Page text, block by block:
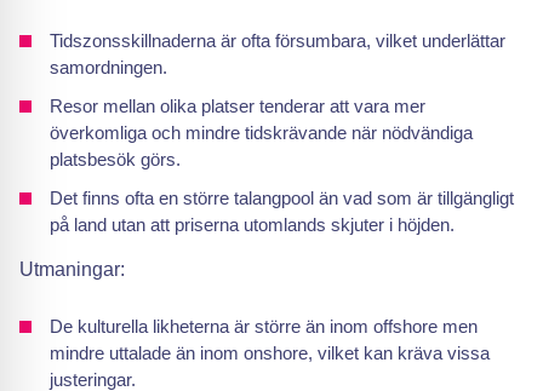
Tidszonsskillnaderna är ofta försumbara, vilket underlättar
samordningen.
Resor mellan olika platser tenderar att vara mer
överkomliga och mindre tidskrävande när nödvändiga
platsbesök görs.
Det finns ofta en större talangpool än vad som är tillgängligt
på land utan att priserna utomlands skjuter i höjden.
Utmaningar:
De kulturella likheterna är större än inom offshore men
mindre uttalade än inom onshore, vilket kan kräva vissa
justeringar.